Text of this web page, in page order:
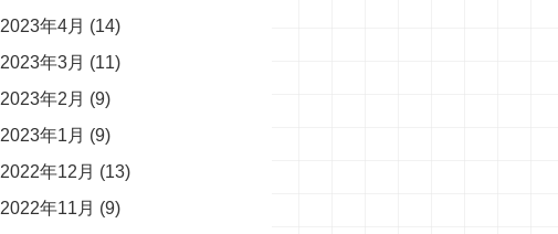
2023年4月 (14)
2023年3月 (11)
2023年2月 (9)
2023年1月 (9)
2022年12月 (13)
2022年11月 (9)